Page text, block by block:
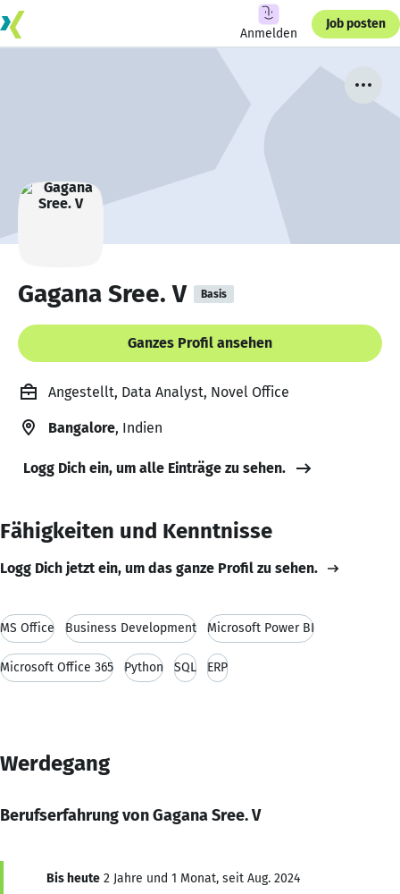
Anmelden
Job posten
Gagana Sree. V Basis
Ganzes Profil ansehen
Angestellt, Data Analyst, Novel Office
Bangalore, Indien
Logg Dich ein, um alle Einträge zu sehen.
Fähigkeiten und Kenntnisse
Logg Dich jetzt ein, um das ganze Profil zu sehen.
MS Office Business Development Microsoft Power BI
Microsoft Office 365 Python SQL ERP
Werdegang
Berufserfahrung von Gagana Sree. V
Bis heute 2 Jahre und 1 Monat, seit Aug. 2024